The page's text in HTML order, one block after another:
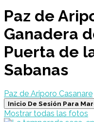
Paz de
Ganadera
Puerta de
Sabanas
Paz de Ariporo Casanare
Inicio De Sesión Para
Mostrar todas las fotos